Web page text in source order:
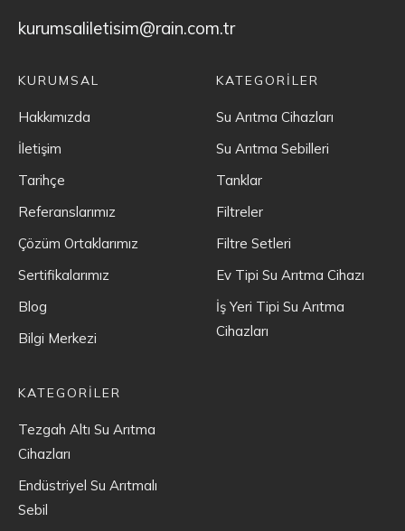
kurumsaliletisim@rain.com.tr
KURUMSAL
Hakkımızda
İletişim
Tarihçe
Referanslarımız
Çözüm Ortaklarımız
Sertifikalarımız
Blog
Bilgi Merkezi
KATEGORİLER
Su Arıtma Cihazları
Su Arıtma Sebilleri
Tanklar
Filtreler
Filtre Setleri
Ev Tipi Su Arıtma Cihazı
İş Yeri Tipi Su Arıtma
Cihazları
KATEGORİLER
Tezgah Altı Su Arıtma
Cihazları
Endüstriyel Su Arıtmalı
Sebil